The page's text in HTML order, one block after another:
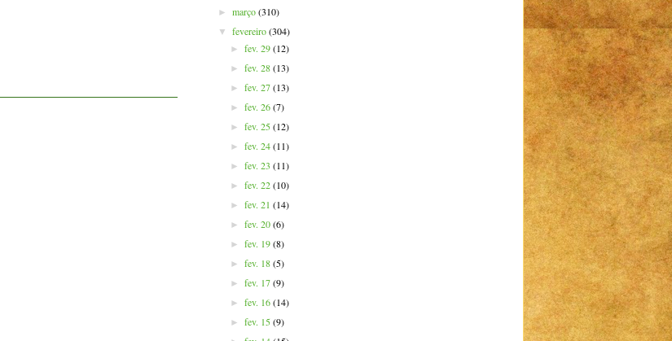
►março(310)
▼fevereiro(304)
► fev. 29(12)
► fev. 28(13)
► fev. 27(13)
► fev. 26(7)
► fev. 25(12)
► fev. 24(11)
► fev. 23 (11)
► fev. 22(10)
► fev. 21 (14)
► fev. 20(6)
► fev. 19(8)
► fev. 18(5)
► fev. 17(9)
► fev. 16(14)
► fev. 15(9)